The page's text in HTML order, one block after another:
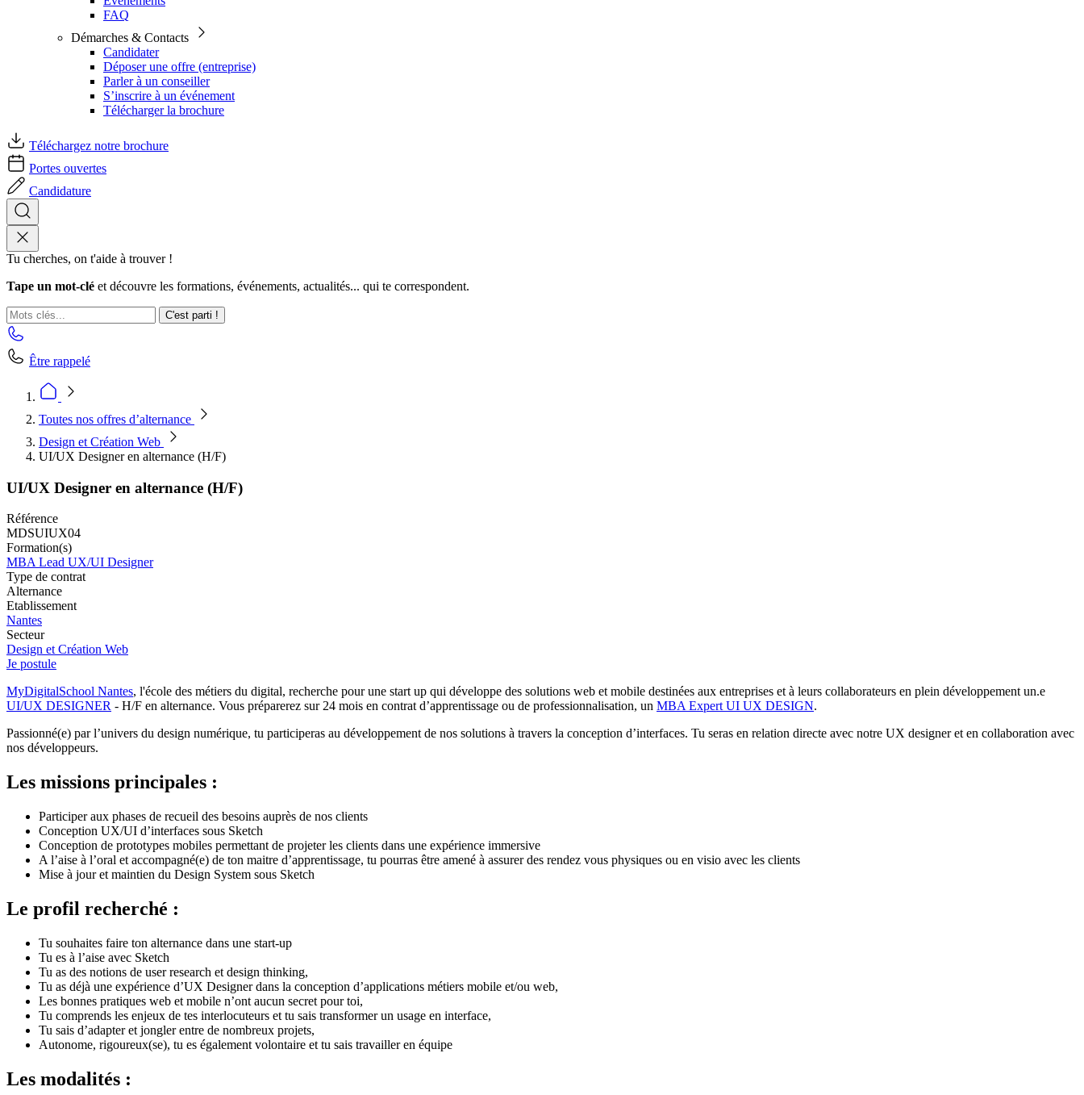
FAQ
Démarches & Contacts
Candidater
Déposer une offre (entreprise)
Parler à un conseiller
S’inscrire à un événement
Télécharger la brochure
Téléchargez notre brochure
Portes ouvertes
Candidature
Tu cherches, on t'aide à trouver !
Tape un mot-clé et découvre les formations, événements, actualités... qui te correspondent.
C'est parti !
Être rappelé
Toutes nos offres d’alternance
Design et Création Web
UI/UX Designer en alternance (H/F)
UI/UX Designer en alternance (H/F)
Référence
MDSUIUX04
Formation(s)
MBA Lead UX/UI Designer
Type de contrat
Alternance
Etablissement
Nantes
Secteur
Design et Création Web
Je postule
MyDigitalSchool Nantes, l'école des métiers du digital, recherche pour une start up qui développe des solutions web et mobile destinées aux entreprises et à leurs collaborateurs en plein développement un.e
UI/UX DESIGNER - H/F en alternance. Vous préparerez sur 24 mois en contrat d’apprentissage ou de professionnalisation, un MBA Expert UI UX DESIGN.
Passionné(e) par l’univers du design numérique, tu participeras au développement de nos solutions à travers la conception d’interfaces. Tu seras en relation directe avec notre UX designer et en collaboration avec
nos développeurs.
Les missions principales :
Participer aux phases de recueil des besoins auprès de nos clients
Conception UX/UI d’interfaces sous Sketch
Conception de prototypes mobiles permettant de projeter les clients dans une expérience immersive
A l’aise à l’oral et accompagné(e) de ton maitre d’apprentissage, tu pourras être amené à assurer des rendez vous physiques ou en visio avec les clients
Mise à jour et maintien du Design System sous Sketch
Le profil recherché :
Tu souhaites faire ton alternance dans une start-up
Tu es à l’aise avec Sketch
Tu as des notions de user research et design thinking,
Tu as déjà une expérience d’UX Designer dans la conception d’applications métiers mobile et/ou web,
Les bonnes pratiques web et mobile n’ont aucun secret pour toi,
Tu comprends les enjeux de tes interlocuteurs et tu sais transformer un usage en interface,
Tu sais d’adapter et jongler entre de nombreux projets,
Autonome, rigoureux(se), tu es également volontaire et tu sais travailler en équipe
Les modalités :